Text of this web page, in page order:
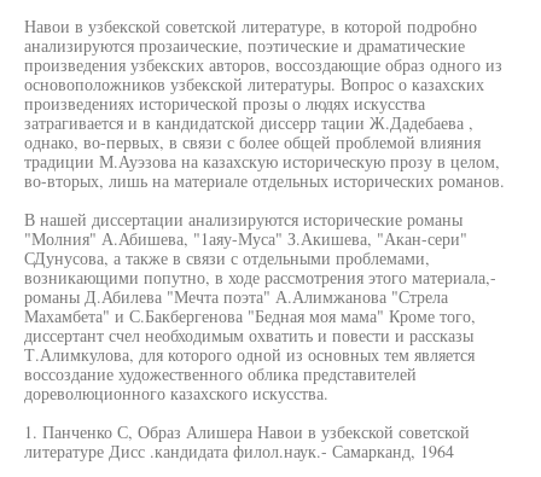
Навои в узбекской советской литературе, в которой подробно
анализируются прозаические, поэтические и драматические
произведения узбекских авторов, воссоздающие образ одного из
основоположников узбекской литературы. Вопрос о казахских
произведениях исторической прозы о людях искусства
затрагивается и в кандидатской диссерр тации Ж.Дадебаева ,
однако, во-первых, в связи с более общей проблемой влияния
традиции М.Ауэзова на казахскую историческую прозу в целом,
во-вторых, лишь на материале отдельных исторических романов.
В нашей диссертации анализируются исторические романы
"Молния" А.Абишева, "1аяу-Муса" З.Акишева, "Акан-сери"
СДунусова, а также в связи с отдельными проблемами,
возникающими попутно, в ходе рассмотрения этого материала,-
романы Д.Абилева "Мечта поэта" А.Алимжанова "Стрела
Махамбета" и С.Бакбергенова "Бедная моя мама" Кроме того,
диссертант счел необходимым охватить и повести и рассказы
Т.Алимкулова, для которого одной из основных тем является
воссоздание художественного облика представителей
дореволюционного казахского искусства.
1. Панченко С, Образ Алишера Навои в узбекской советской
литературе Дисс .кандидата филол.наук.- Самарканд, 1964